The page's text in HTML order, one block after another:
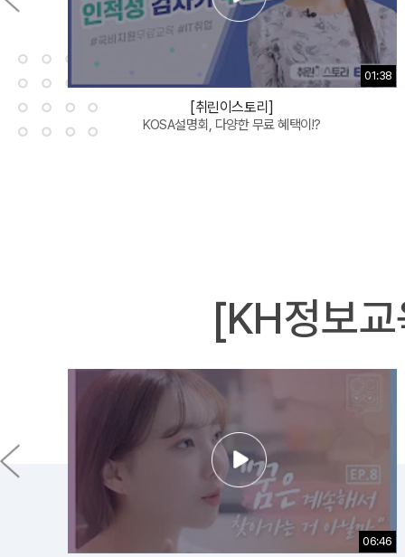
01:38
[취린이스토리]
KOSA설명회, 다양한 무료 혜택이!?
04:19
[취린이스토리]
02:43
[KH정보
06:46